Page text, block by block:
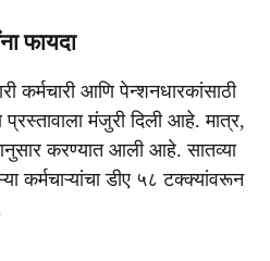
फायदा
कर्मचारी आणि पेन्शनधारकांसाठी
प्रस्तावाला मंजुरी दिली आहे. मात्र,
करण्यात आली आहे. सातव्या
कर्मचाऱ्यांचा डीए ५८ टक्क्यांवरून